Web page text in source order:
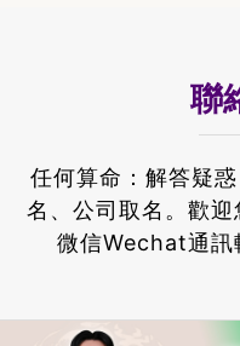
聯
任何算命：解答疑
名、公司取名。 歡迎
微信Wechat通訊